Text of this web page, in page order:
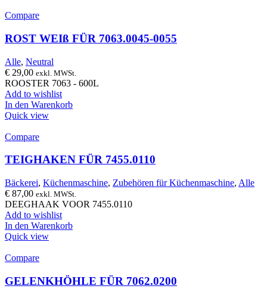
Compare
ROST WEIß FÜR 7063.0045-0055
Alle, Neutral
€ 29,00 exkl. MWSt.
ROOSTER 7063 - 600L
Add to wishlist
In den Warenkorb
Quick view
Compare
TEIGHAKEN FÜR 7455.0110
Bäckerei, Küchenmaschine, Zubehören für Küchenmaschine, Alle
€ 87,00 exkl. MWSt.
DEEGHAAK VOOR 7455.0110
Add to wishlist
In den Warenkorb
Quick view
Compare
GELENKHÖHLE FÜR 7062.0200